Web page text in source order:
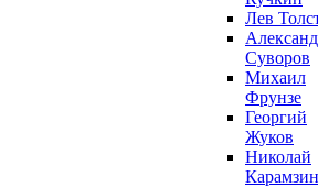
Лев
Суворов
Михаил
Фрунзе
Георгий
Жуков
Николай
Карамзин